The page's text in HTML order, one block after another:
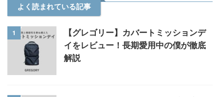
よく読まれている記事
1
【グレゴリー】カバートミッションデ
イをレビュー！長期愛用中の僕が徹底
解説